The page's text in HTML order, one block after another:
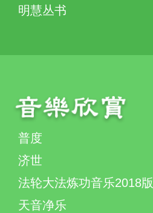
明慧丛书
普度
济世
法轮大法炼功音乐2018版
天音净乐